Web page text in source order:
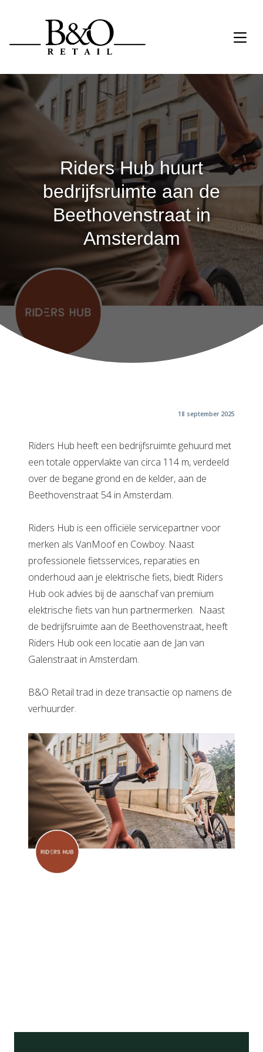
Riders Hub huurt
bedrijfsruimte aan de
Beethovenstraat in
Amsterdam
18 september 2025
Riders Hub heeft een bedrijfsruimte gehuurd met
een totale oppervlakte van circa 114 m, verdeeld
over de begane grond en de kelder, aan de
Beethovenstraat 54 in Amsterdam.
Riders Hub is een officiële servicepartner voor
merken als VanMoof en Cowboy. Naast
professionele fietsservices, reparaties en
onderhoud aan je elektrische fiets, biedt Riders
Hub ook advies bij de aanschaf van premium
elektrische fiets van hun partnermerken. Naast
de bedrijfsruimte aan de Beethovenstraat, heeft
Riders Hub ook een locatie aan de Jan van
Galenstraat in Amsterdam.
B&O Retail trad in deze transactie op namens de
verhuurder.